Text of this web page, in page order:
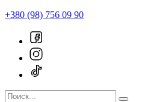
+380 (98) 756 09 90